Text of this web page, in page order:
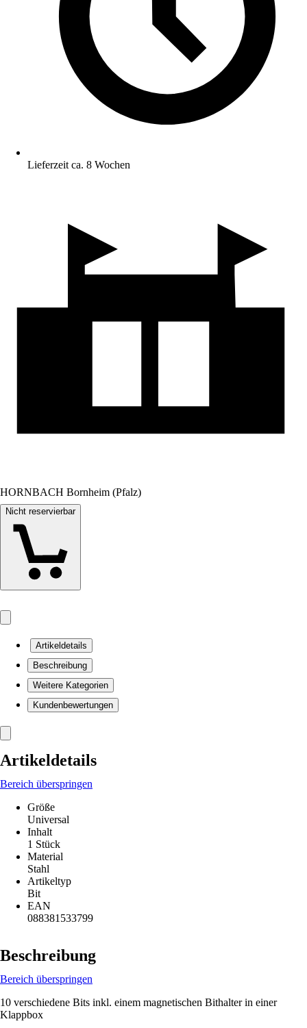
Lieferzeit ca. 8 Wochen
HORNBACH Bornheim (Pfalz)
Nicht reservierbar
Artikeldetails
Beschreibung
Weitere Kategorien
Kundenbewertungen
Artikeldetails
Bereich überspringen
Größe
Universal
Inhalt
1 Stück
Material
Stahl
Artikeltyp
Bit
EAN
088381533799
Beschreibung
Bereich überspringen
10 verschiedene Bits inkl. einem magnetischen Bithalter in einer
Klappbox